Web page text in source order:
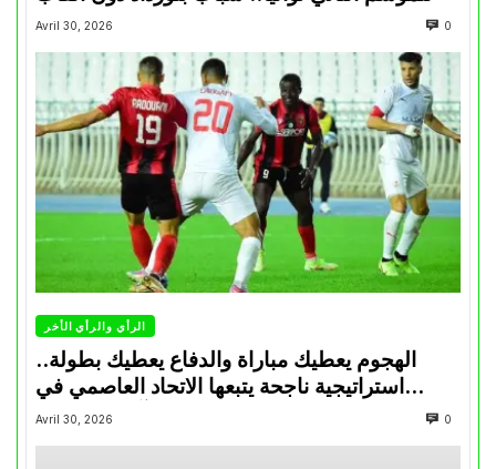
Avril 30, 2026 0
الرأي والرأي الأخر
الهجوم يعطيك مباراة والدفاع يعطيك بطولة..
استراتيجية ناجحة يتبعها الاتحاد العاصمي في
تتويجاته آخر السنوات
Avril 30, 2026 0